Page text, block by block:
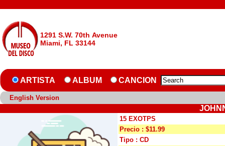
1291 S.W. 70th Avenue
Miami, FL 33144
ARTISTA ALBUM CANCION
English Version
15 EXOTPS
Precio : $11.99
Tipo : CD